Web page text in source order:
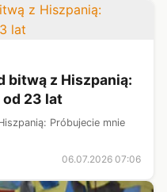
bitwą z Hiszpanią:
od 23 lat
Próbujecie mnie
06.07.2026 07:06